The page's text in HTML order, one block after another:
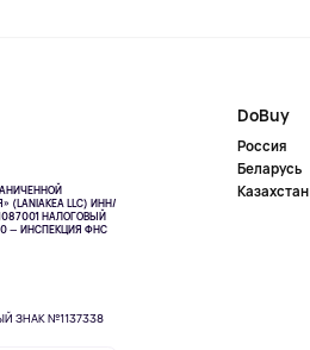
LLC) ИНН/
НАЛОГОВЫЙ
— ИНСПЕКЦИЯ ФНС
ЗНАК №1137338
DoBuy
Россия
Беларусь
Казахстан